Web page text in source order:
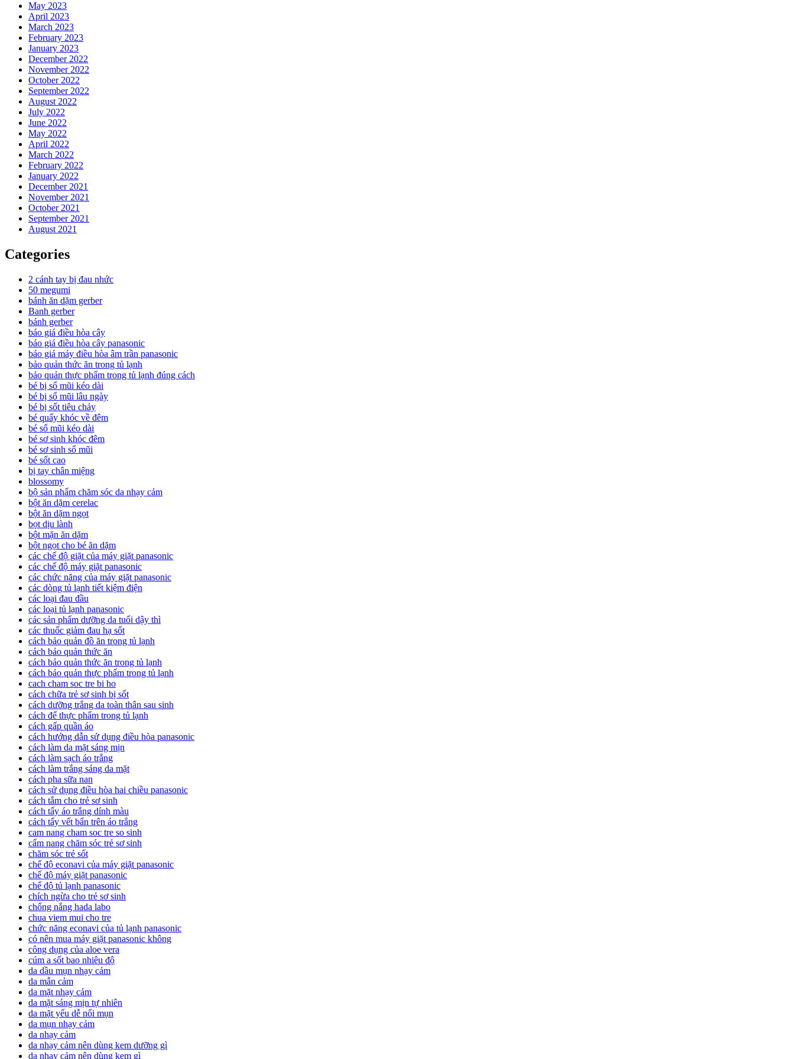
May 2023
April 2023
March 2023
February 2023
January 2023
December 2022
November 2022
October 2022
September 2022
August 2022
July 2022
June 2022
May 2022
April 2022
March 2022
February 2022
January 2022
December 2021
November 2021
October 2021
September 2021
August 2021
Categories
2 cánh tay bị đau nhức
50 megumi
bánh ăn dặm gerber
Banh gerber
bánh gerber
báo giá điều hòa cây
báo giá điều hòa cây panasonic
báo giá máy điều hòa âm trần panasonic
bảo quản thức ăn trong tủ lạnh
bảo quản thực phẩm trong tủ lạnh đúng cách
bé bị sổ mũi kéo dài
bé bị sổ mũi lâu ngày
bé bị sốt tiêu chảy
bé quấy khóc về đêm
bé sổ mũi kéo dài
bé sơ sinh khóc đêm
bé sơ sinh sổ mũi
bé sốt cao
bị tay chân miệng
blossomy
bộ sản phẩm chăm sóc da nhạy cảm
bột ăn dặm cerelac
bột ăn dặm ngọt
bọt dịu lành
bột mặn ăn dặm
bột ngọt cho bé ăn dặm
các chế độ giặt của máy giặt panasonic
các chế độ máy giặt panasonic
các chức năng của máy giặt panasonic
các dòng tủ lạnh tiết kiệm điện
các loại đau đầu
các loại tủ lạnh panasonic
các sản phẩm dưỡng da tuổi dậy thì
các thuốc giảm đau hạ sốt
cách bảo quản đồ ăn trong tủ lạnh
cách bảo quản thức ăn
cách bảo quản thức ăn trong tủ lạnh
cách bảo quản thực phẩm trong tủ lạnh
cach cham soc tre bi ho
cách chữa trẻ sơ sinh bị sốt
cách dưỡng trắng da toàn thân sau sinh
cách để thực phẩm trong tủ lạnh
cách gấp quần áo
cách hướng dẫn sử dụng điều hòa panasonic
cách làm da mặt sáng mịn
cách làm sạch áo trắng
cách làm trắng sáng da mặt
cách pha sữa nan
cách sử dụng điều hòa hai chiều panasonic
cách tắm cho trẻ sơ sinh
cách tẩy áo trắng dính màu
cách tẩy vết bẩn trên áo trắng
cam nang cham soc tre so sinh
cẩm nang chăm sóc trẻ sơ sinh
chăm sóc trẻ sốt
chế độ econavi của máy giặt panasonic
chế độ máy giặt panasonic
chế độ tủ lạnh panasonic
chích ngừa cho trẻ sơ sinh
chống nắng hada labo
chua viem mui cho tre
chức năng econavi của tủ lạnh panasonic
có nên mua máy giặt panasonic không
công dụng của aloe vera
cúm a sốt bao nhiêu độ
da dầu mụn nhạy cảm
da mẫn cảm
da mặt nhạy cảm
da mặt sáng mịn tự nhiên
da mặt yếu dễ nổi mụn
da mụn nhạy cảm
da nhạy cảm
da nhạy cảm nên dùng kem dưỡng gì
da nhạy cảm nên dùng kem gì